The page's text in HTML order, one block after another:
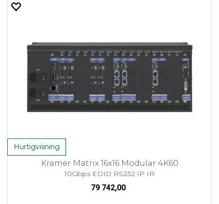
Hurtigvisning
Kramer Matrix 16x16 Modular 4K60
10Gbps EDID RS232 IP IR
79 742,00